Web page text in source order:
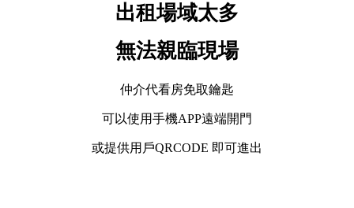
出租場域太多
無法親臨現場
仲介代看房免取鑰匙
可以使用手機APP遠端開門
或提供用戶QRCODE 即可進出